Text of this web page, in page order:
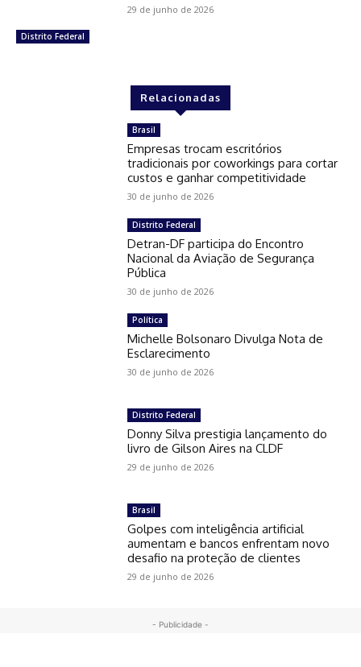
Distrito Federal
29 de junho de 2026
Relacionadas
Brasil
Empresas trocam escritórios
tradicionais por coworkings para cortar
custos e ganhar competitividade
30 de junho de 2026
Distrito Federal
Detran-DF participa do Encontro
Nacional da Aviação de Segurança
Pública
30 de junho de 2026
Política
Michelle Bolsonaro Divulga Nota de
Esclarecimento
30 de junho de 2026
Distrito Federal
Donny Silva prestigia lançamento do
livro de Gilson Aires na CLDF
29 de junho de 2026
Brasil
Golpes com inteligência artificial
aumentam e bancos enfrentam novo
desafio na proteção de clientes
29 de junho de 2026
- Publicidade -